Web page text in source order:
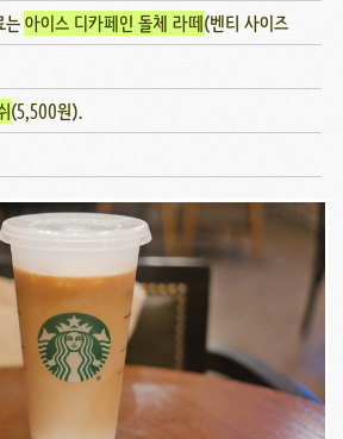
는아이스 디카페인 돌체 라떼(벤티 사이즈
(5,500원).